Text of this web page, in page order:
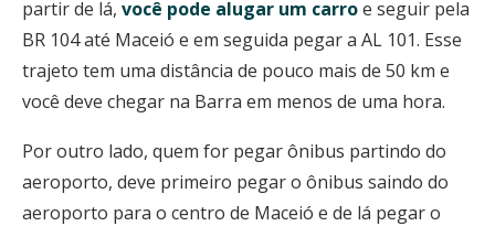
partir de lá, você pode alugar um carroe seguir pela
BR 104 até Maceió e em seguida pegar a AL 101. Esse
trajeto tem uma distância de pouco mais de 50 km e
você deve chegar na Barra em menos de uma hora.
Por outro lado, quem for pegar ônibus partindo do
aeroporto, deve primeiro pegar o ônibus saindo do
aeroporto para o centro de Maceió e de lá pegar o